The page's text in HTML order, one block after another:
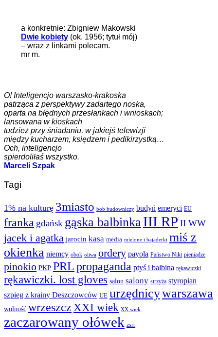
a konkretnie: Zbigniew Makowski
Dwie kobiety(ok. 1956; tytuł mój)
– wraz z linkami polecam.
mr m.
O! Inteligencjo warszasko-krakoska
patrząca z perspektywy zadartego noska,
oparta na błędnych przesłankach i wnioskach;
lansowana w kioskach
tudzież przy śniadaniu, w jakiejś telewizji
między kucharzem, księdzem i pedikirzystką…
Och, inteligencjo
spierdoliłaś wszystko.
Marceli Szpak
Tagi
1% na kulturę 3miasto bob budowniczy budyń emeryci EU
franka gdańsk gąska balbinka III RP II WW
jacek i agatka jarocin kasa media mielone i bajaderki miś z
okienka niemcy obok oliwa ordery payola Państwo Nikt pieniądze
pinokio PKP PRLpropaganda ptyś i balbina rękawiczki
rękawiczki. lost gloves salon salony strzyża styropian
szpieg z krainy Deszczowców UE urzędnicywarszawa
wolność wrzeszcz XXI wiek XX wiek
zaczarowany ołówek zsrr